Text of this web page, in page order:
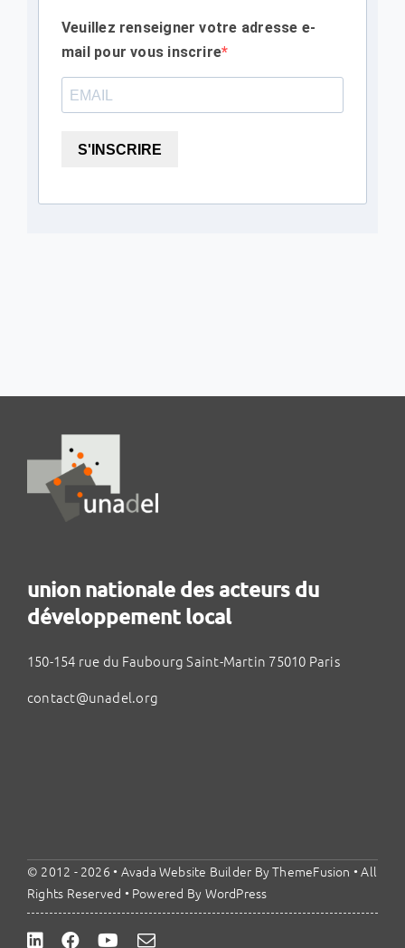
Veuillez renseigner votre adresse e-
mail pour vous inscrire
S'INSCRIRE
union nationale des acteurs du
développement local
150-154 rue du Faubourg Saint-Martin 75010 Paris
contact@unadel.org
© 2012 - 2026 • Avada Website Builder ByThemeFusion • All
Rights Reserved • Powered By WordPress